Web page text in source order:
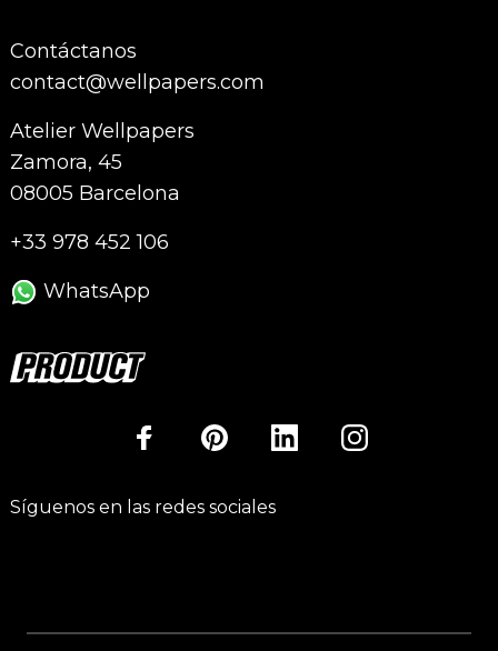
Contáctanos
contact@wellpapers.com
Atelier Wellpapers
Zamora, 45
08005 Barcelona
+33 978 452 106
WhatsApp
Síguenos en las redes sociales